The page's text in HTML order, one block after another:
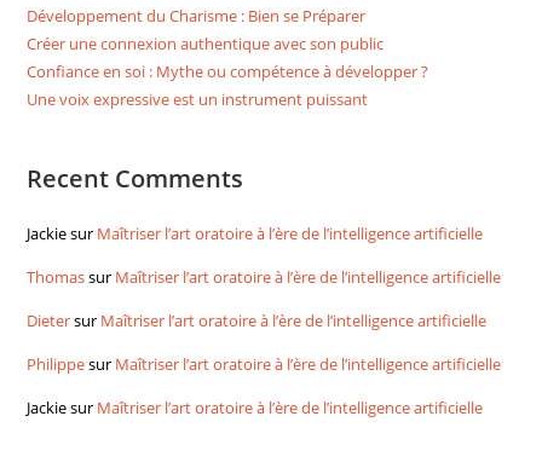
Développement du Charisme : Bien se Préparer
Créer une connexion authentique avec son public
Confiance en soi : Mythe ou compétence à développer ?
Une voix expressive est un instrument puissant
Recent Comments
Jackiesur Maîtriser l’art oratoire à l’ère de l’intelligence artificielle
Thomassur Maîtriser l’art oratoire à l’ère de l’intelligence artificielle
Dietersur Maîtriser l’art oratoire à l’ère de l’intelligence artificielle
Philippesur Maîtriser l’art oratoire à l’ère de l’intelligence artificielle
Jackiesur Maîtriser l’art oratoire à l’ère de l’intelligence artificielle